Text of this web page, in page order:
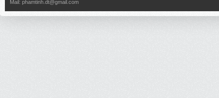
Mail: phamtinh.dt@gmail.com